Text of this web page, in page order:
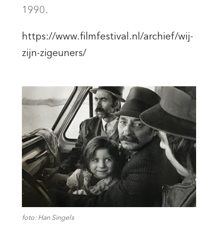
1990.
https://www.filmfestival.nl/archief/wij-
zijn-zigeuners/
foto: Han Singels